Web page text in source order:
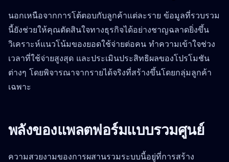
นอกเหนือจากการโต้ตอบกับลูกค้าแต่ละราย ข้อมูลที่รวบรวม
นี้ยังช่วยให้คุณตัดสินใจทางธุรกิจได้อย่างชาญฉลาดยิ่งขึ้น
วิเคราะห์แนวโน้มของยอดใช้จ่ายต่อคน ทำความเข้าใจช่วง
เวลาที่ใช้จ่ายสูงสุด และประเมินประสิทธิผลของโปรโมชัน
ต่างๆ โดยพิจารณาจากรายได้จริงที่สร้างขึ้นโดยกลุ่มลูกค้า
เฉพาะ
พลังของแพลตฟอร์มแบบรวมศูนย์
ความสวยงามของการผสานรวมระบบนี้อยู่ที่การสร้าง